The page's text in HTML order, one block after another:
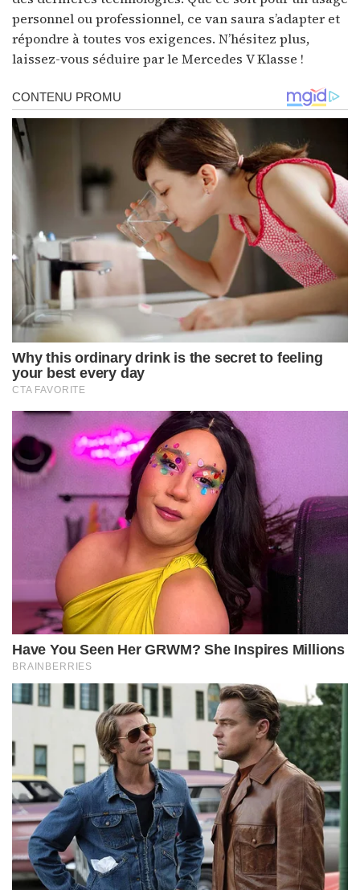
personnel ou professionnel, ce van saura s’adapter et
répondre à toutes vos exigences. N’hésitez plus,
laissez-vous séduire par le Mercedes V Klasse !